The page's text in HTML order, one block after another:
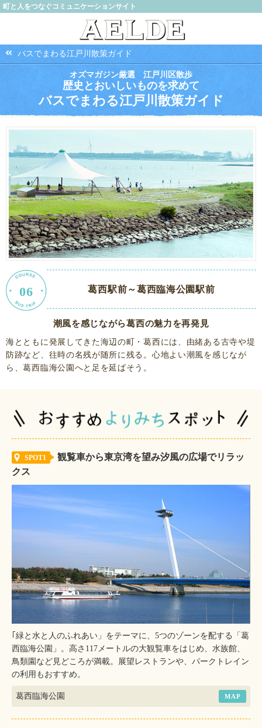
町と人をつなぐコミュニケーションサイト
バスでまわる江戸川散策ガイド
オズマガジン厳選 江戸川区散歩
歴史とおいしいものを求めて
バスでまわる江戸川散策ガイド
06 葛西駅前～葛西臨海公園駅前
潮風を感じながら葛西の魅力を再発見
海とともに発展してきた海辺の町・葛西には、由緒ある古寺や堤
防跡など、往時の名残が随所に残る。心地よい潮風を感じなが
ら、葛西臨海公園へと足を延ばそう。
SPOT1
観覧車から東京湾を望み汐風の広場でリラッ
クス
｢緑と水と人のふれあい」をテーマに、5つのゾーンを配する「葛
西臨海公園」。高さ117メートルの大観覧車をはじめ、水族館、
鳥類園など見どころが満載。展望レストランや、パークトレイン
の利用もおすすめ。
MAP
葛西臨海公園